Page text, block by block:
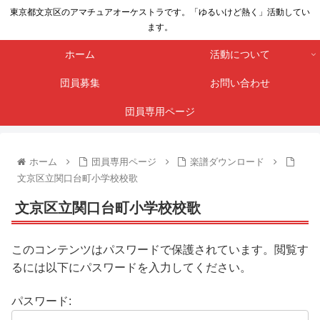
東京都文京区のアマチュアオーケストラです。「ゆるいけど熱く」活動してい
ます。
ホーム 活動について
団員募集 お問い合わせ
団員専用ページ
ホーム 団員専用ページ
楽譜ダウンロード
文京区立関口台町小学校校歌
文京区立関口台町小学校校歌
このコンテンツはパスワードで保護されています。閲覧す
るには以下にパスワードを入力してください。
パスワード: